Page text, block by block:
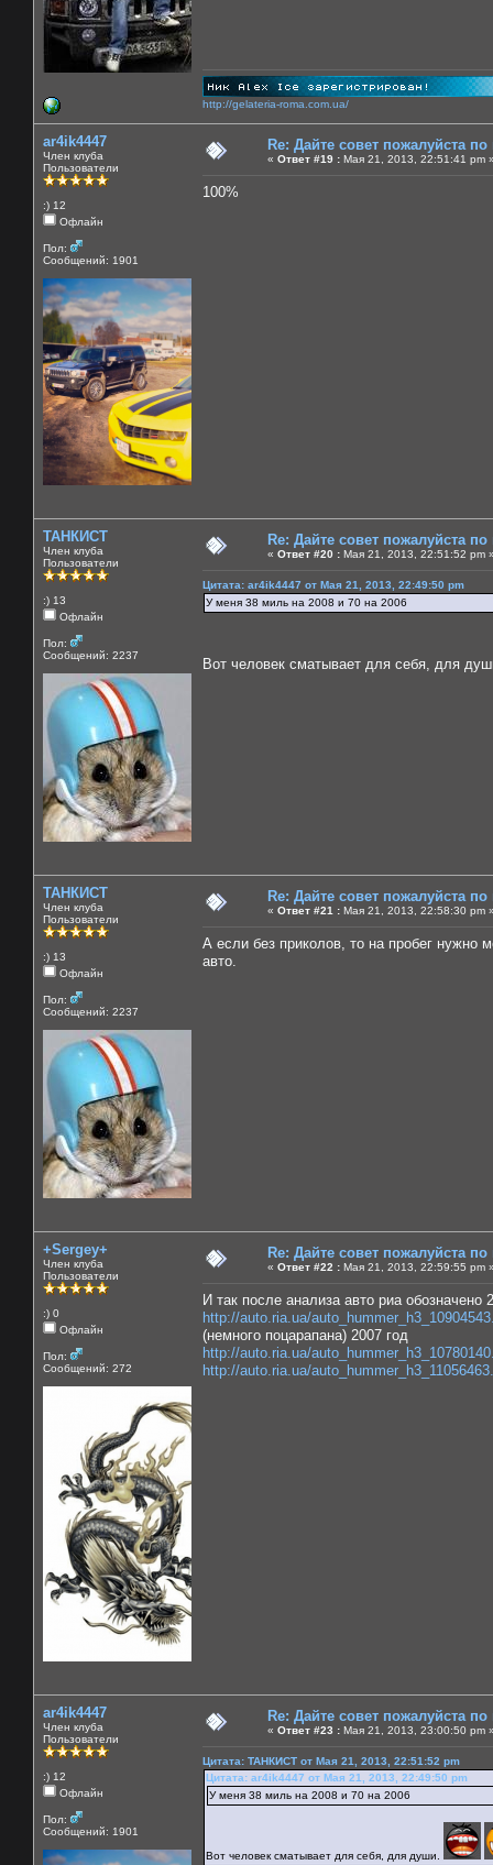
http://gelateria-roma.com.ua/
ar4ik4447
Член клуба
Пользователи
:) 12
Офлайн
Пол:
Сообщений: 1901
Re: Дайте совет пожалуйста
« Ответ #19 : Мая 21, 2013, 22:51:41 pm
100%
ТАНКИСТ
Член клуба
Пользователи
:) 13
Офлайн
Пол:
Сообщений: 2237
Re: Дайте совет пожалуйста
« Ответ #20 : Мая 21, 2013, 22:51:52 pm
Цитата: ar4ik4447 от Мая 21, 2013, 22:49:50 pm
У меня 38 миль на 2008 и 70 на 2006
Вот человек сматывает для себя, для
ТАНКИСТ
Член клуба
Пользователи
:) 13
Офлайн
Пол:
Сообщений: 2237
Re: Дайте совет пожалуйста
« Ответ #21 : Мая 21, 2013, 22:58:30 pm
А если без приколов, то на пробег нужно
авто.
+Sergey+
Член клуба
Пользователи
:) 0
Офлайн
Пол:
Сообщений: 272
Re: Дайте совет пожалуйста
« Ответ #22 : Мая 21, 2013, 22:59:55 pm
И так после анализа авто риа обозначено
http://auto.ria.ua/
(немного поцарапана) 2007 год
http://auto.ria.ua/
http://auto.ria.ua/
ar4ik4447
Член клуба
Пользователи
:) 12
Офлайн
Пол:
Сообщений: 1901
Re: Дайте совет пожалуйста
« Ответ #23 : Мая 21, 2013, 23:00:50 pm
Цитата: ТАНКИСТ от Мая 21, 2013, 22:51:52 pm
Цитата: ar4ik4447 от Мая 21, 2013, 22:49:50 pm
У меня 38 миль на 2008 и 70 на 2006
Вот человек сматывает для себя, для души.